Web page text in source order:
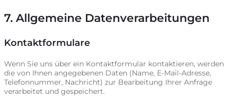
7. Allgemeine Datenverarbeitungen
Kontaktformulare
Wenn Sie uns über ein Kontaktformular kontaktieren, werden
die von Ihnen angegebenen Daten (Name, E-Mail-Adresse,
Telefonnummer, Nachricht) zur Bearbeitung Ihrer Anfrage
verarbeitet und gespeichert.